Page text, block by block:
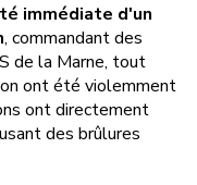
immédiate d'un
, commandant des
de la Marne, tout
ont été violemment
ont directement
des brûlures